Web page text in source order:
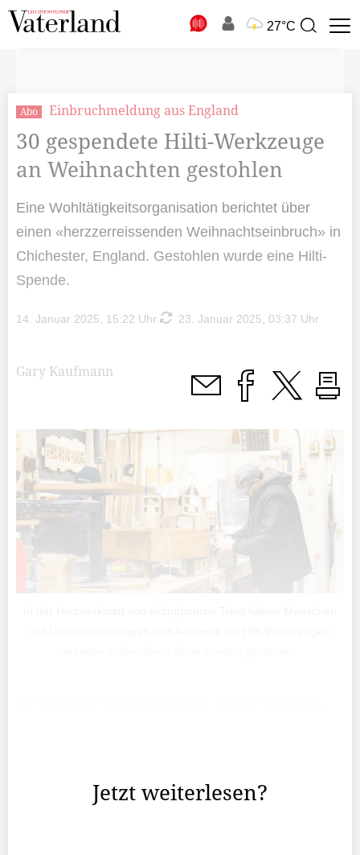
27°C
Suchbegriff
Abo Einbruchmeldung aus England
30 gespendete Hilti-Werkzeuge
an Weihnachten gestohlen
Eine Wohltätigkeitsorganisation berichtet über
einen «herzzerreissenden Weihnachtseinbruch» in
Chichester, England. Gestohlen wurde eine Hilti-
Spende.
14. Januar 2025, 15:22 Uhr 23. Januar 2025, 03:37 Uhr
Gary Kaufmann
Jetzt weiterlesen?